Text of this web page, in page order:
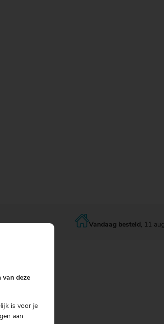
Vandaag besteld , 11
van deze
is voor je
aan